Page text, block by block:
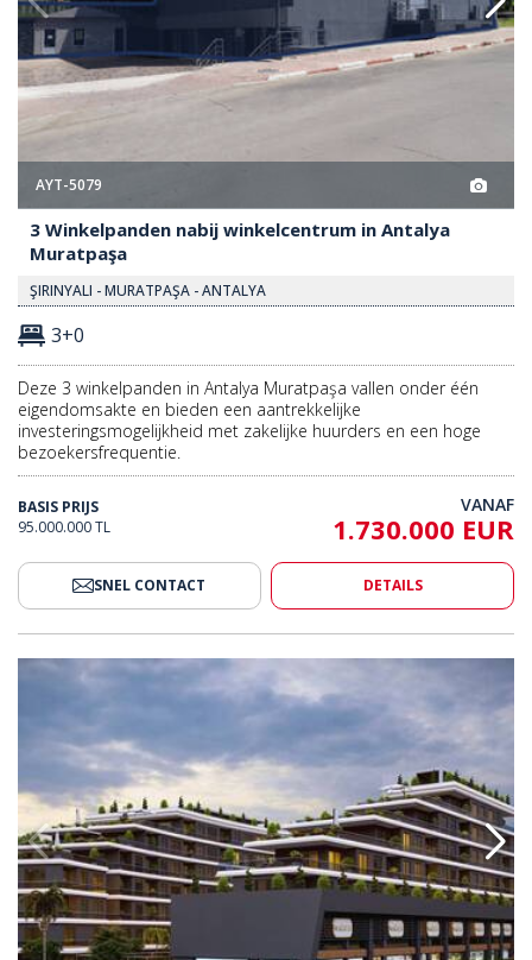
AYT-5079
3 Winkelpanden nabij winkelcentrum in Antalya
Muratpaşa
ŞIRINYALI - MURATPAŞA - ANTALYA
3+0
Deze 3 winkelpanden in Antalya Muratpaşa vallen onder één
eigendomsakte en bieden een aantrekkelijke
investeringsmogelijkheid met zakelijke huurders en een hoge
bezoekersfrequentie.
BASIS PRIJS
95.000.000 TL
VANAF
1.730.000 EUR
SNEL CONTACT DETAILS
Koop In Antalya Kepez 2 Veelzijdige Winkelruimtes Te